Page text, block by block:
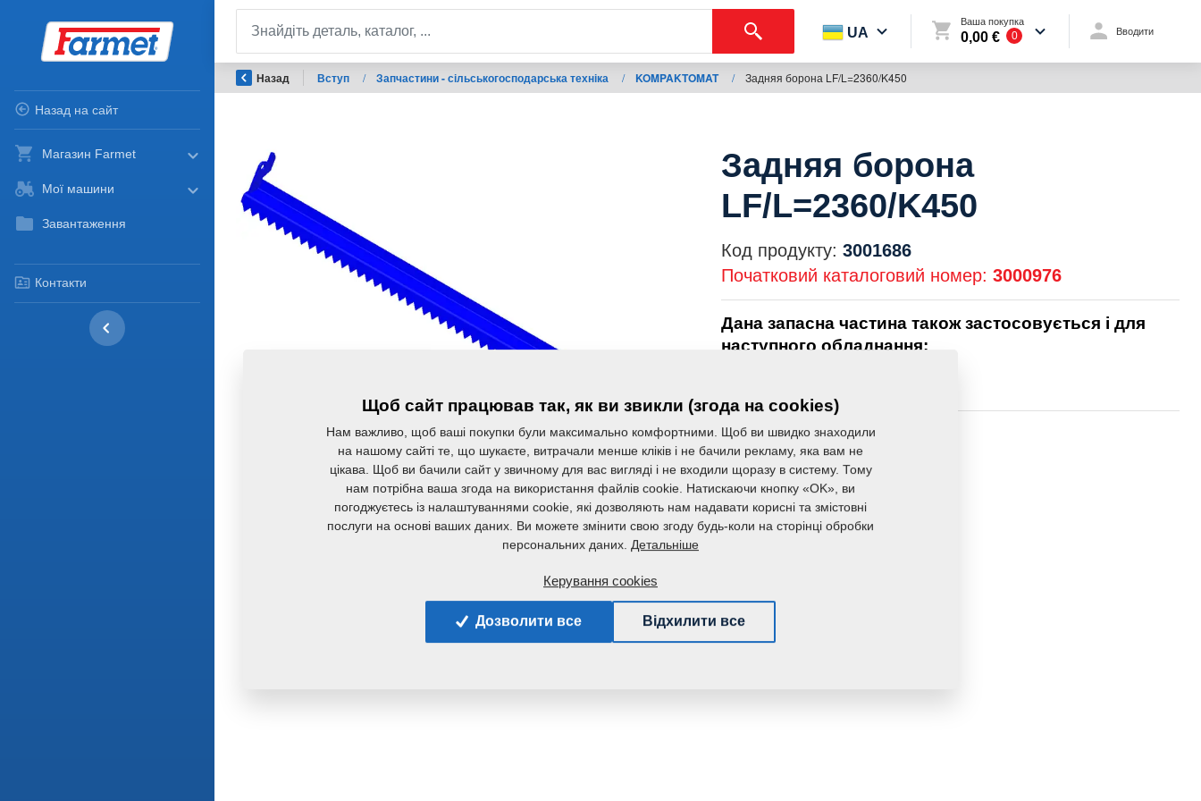
Назад на сайт
Магазин Farmet
Мої машини
Завантаження
Контакти
UA
Ваша покупка
0,00 € 0 Вводити
Назад Вступ / Запчастини - сільськогосподарська техніка / KOMPAKTOMAT / Задняя борона LF/L=2360/K450
Задняя борона
LF/L=2360/K450
Код продукту: 3001686
Початковий каталоговий номер: 3000976
Дана запасна частина також застосовується і для
наступного обладнання:
Маса:
Щоб сайт працював так, як ви звикли (згода на cookies)
Нам важливо, щоб ваші покупки були максимально комфортними. Щоб ви швидко знаходили
на нашому сайті те, що шукаєте, витрачали менше кліків і не бачили рекламу, яка вам не
цікава. Щоб ви бачили сайт у звичному для вас вигляді і не входили щоразу в систему. Тому
нам потрібна ваша згода на використання файлів cookie. Натискаючи кнопку «OK», ви
погоджуєтесь із налаштуваннями cookie, які дозволяють нам надавати корисні та змістовні
послуги на основі ваших даних. Ви можете змінити свою згоду будь-коли на сторінці обробки
персональних даних. Детальніше
Керування cookies
Дозволити все Відхилити все